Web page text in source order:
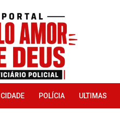
CIDADE POLÍCIA ULTIMAS